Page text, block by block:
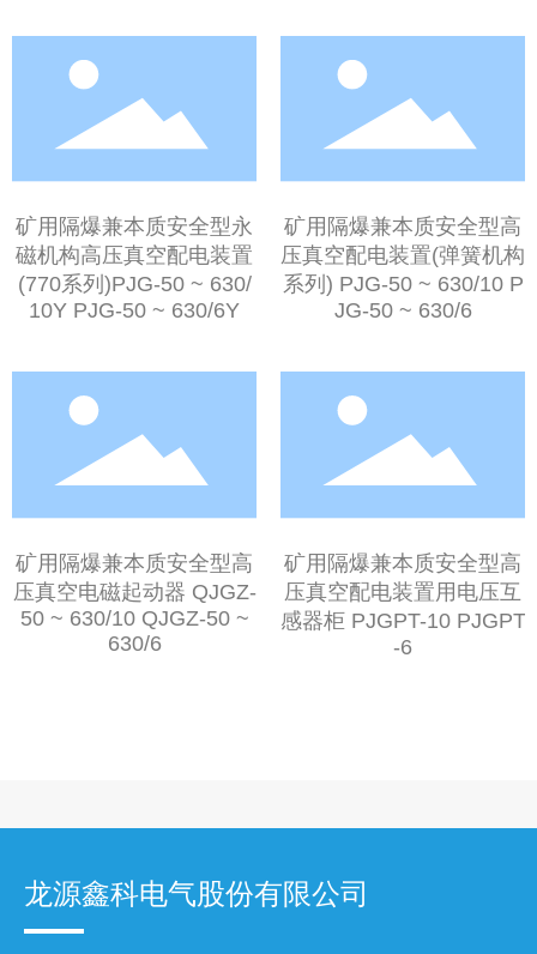
矿用隔爆兼本质安全型永
磁机构高压真空配电装置
(770系列)PJG-50 ~ 630/
10Y PJG-50 ~ 630/6Y
矿用隔爆兼本质安全型高
压真空配电装置(弹簧机构
系列) PJG-50 ~ 630/10 P
JG-50 ~ 630/6
矿用隔爆兼本质安全型高
压真空电磁起动器 QJGZ-
50 ~ 630/10 QJGZ-50 ~
630/6
矿用隔爆兼本质安全型高
压真空配电装置用电压互
感器柜 PJGPT-10 PJGPT
-6
龙源鑫科电气股份有限公司